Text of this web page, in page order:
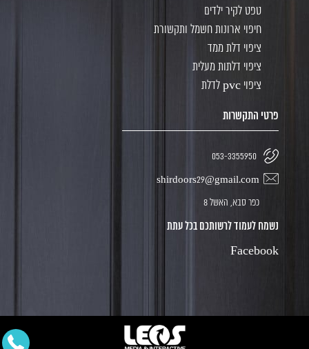
טפט לקיר ילדים
חיפוי ארונות חשמל ותקשורת
ציפוי דלת ממד
ציפוי דלתות מעלית
ציפוי pvc לדלת
פרטי התקשרות
053-3355950
shirdoors29@gmail.com
כפר סבא, האשל 8
נשמח לעמוד לרשותכם בכל עתת
Facebook